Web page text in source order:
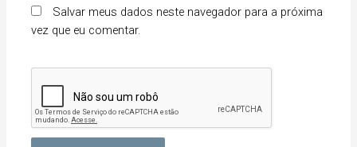
Salvar meus dados neste navegador para a próxima
vez que eu comentar.